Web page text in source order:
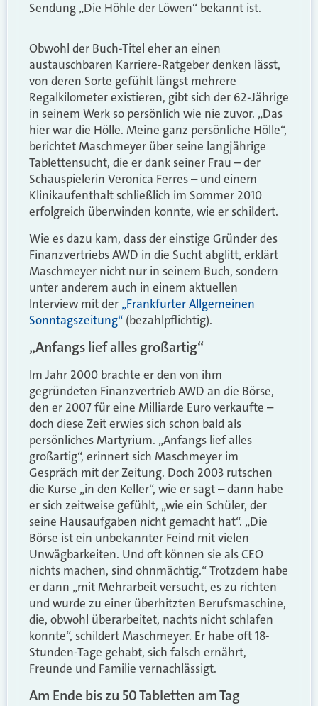
Sendung „Die Höhle der Löwen“ bekannt ist.
Obwohl der Buch-Titel eher an einen
austauschbaren Karriere-Ratgeber denken lässt,
von deren Sorte gefühlt längst mehrere
Regalkilometer existieren, gibt sich der 62-Jährige
in seinem Werk so persönlich wie nie zuvor. „Das
hier war die Hölle. Meine ganz persönliche Hölle“,
berichtet Maschmeyer über seine langjährige
Tablettensucht, die er dank seiner Frau – der
Schauspielerin Veronica Ferres – und einem
Klinikaufenthalt schließlich im Sommer 2010
erfolgreich überwinden konnte, wie er schildert.
Wie es dazu kam, dass der einstige Gründer des
Finanzvertriebs AWD in die Sucht abglitt, erklärt
Maschmeyer nicht nur in seinem Buch, sondern
unter anderem auch in einem aktuellen
Interview mit der „Frankfurter Allgemeinen
Sonntagszeitung“ (bezahlpflichtig).
„Anfangs lief alles großartig“
Im Jahr 2000 brachte er den von ihm
gegründeten Finanzvertrieb AWD an die Börse,
den er 2007 für eine Milliarde Euro verkaufte –
doch diese Zeit erwies sich schon bald als
persönliches Martyrium. „Anfangs lief alles
großartig“, erinnert sich Maschmeyer im
Gespräch mit der Zeitung. Doch 2003 rutschen
die Kurse „in den Keller“, wie er sagt – dann habe
er sich zeitweise gefühlt, „wie ein Schüler, der
seine Hausaufgaben nicht gemacht hat“. „Die
Börse ist ein unbekannter Feind mit vielen
Unwägbarkeiten. Und oft können sie als CEO
nichts machen, sind ohnmächtig.“ Trotzdem habe
er dann „mit Mehrarbeit versucht, es zu richten
und wurde zu einer überhitzten Berufsmaschine,
die, obwohl überarbeitet, nachts nicht schlafen
konnte“, schildert Maschmeyer. Er habe oft 18-
Stunden-Tage gehabt, sich falsch ernährt,
Freunde und Familie vernachlässigt.
Am Ende bis zu 50 Tabletten am Tag